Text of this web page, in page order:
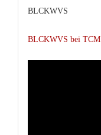
BLCKWVS
BLCKWVS bei TCM